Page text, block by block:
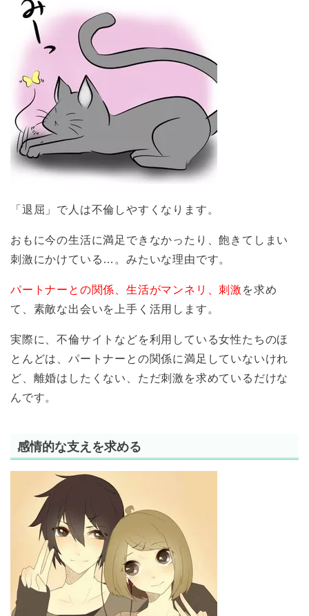
「退屈」で人は不倫しやすくなります。
おもに今の生活に満足できなかったり、飽きてしまい
刺激にかけている…。みたいな理由です。
パートナーとの関係、生活がマンネリ、刺激 を求め
て、素敵な出会いを上手く活用します。
実際に、不倫サイトなどを利用している女性たちのほ
とんどは、パートナーとの関係に満足していないけれ
ど、離婚はしたくない、ただ刺激を求めているだけな
んです。
感情的な支えを求める